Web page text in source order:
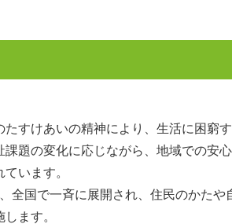
すけあいの精神により、生活に困窮
題の変化に応じながら、地域での安
います。
全国で一斉に展開され、住民のかた
ます。